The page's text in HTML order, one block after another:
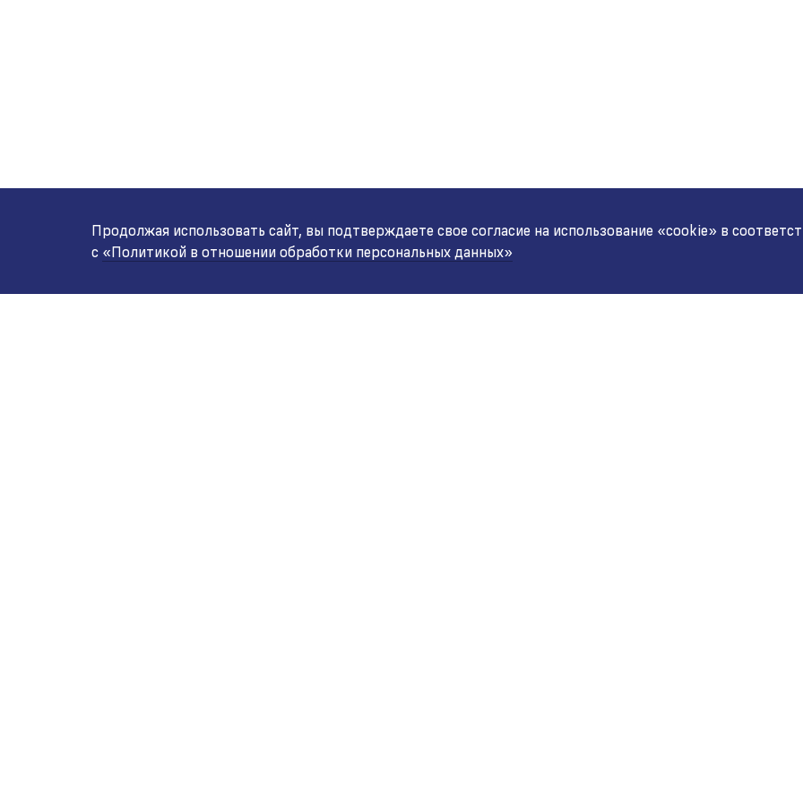
Продолжая использовать сайт, вы подтверждаете свое согласие на использование «cookie» в
с «Политикой в отношении обработки персональных данных»